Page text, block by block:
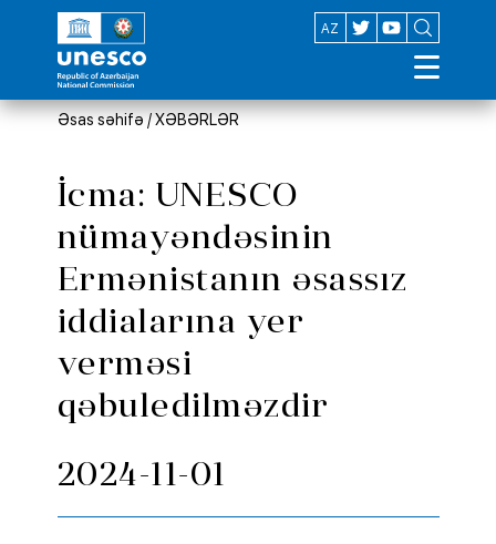
AZ
EN
Əsas səhifə /XƏBƏRLƏR
İcma: UNESCO
nümayəndəsinin
Ermənistanın əsassız
iddialarına yer
verməsi
qəbuledilməzdir
2024-11-01